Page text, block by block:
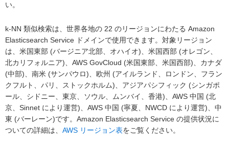
い。
k-NN 類似検索は、世界各地の 22 のリージョンにわたる Amazon
Elasticsearch Service ドメインで使用できます。対象リージョン
は、米国東部 (バージニア北部、オハイオ)、米国西部 (オレゴン、
北カリフォルニア)、AWS GovCloud (米国東部、米国西部)、カナダ
(中部)、南米 (サンパウロ)、欧州 (アイルランド、ロンドン、フラン
クフルト、パリ、ストックホルム)、アジアパシフィック (シンガポ
ール、シドニー、東京、ソウル、ムンバイ、香港)、AWS 中国 (北
京、Sinnet により運営)、AWS 中国 (寧夏、NWCD により運営)、中
東 (バーレーン)です。Amazon Elasticsearch Service の提供状況に
ついての詳細は、 AWS リージョン表をご覧ください。